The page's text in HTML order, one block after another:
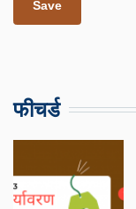
फीचर्ड